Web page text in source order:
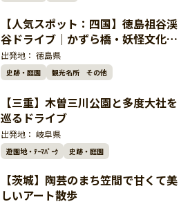
【人気スポット：四国】徳島祖谷渓
谷ドライブ｜かずら橋・妖怪文化を
巡る絶景ルート
出発地： 徳島県
史跡・庭園 観光名所 その他
【三重】木曽三川公園と多度大社を
巡るドライブ
出発地： 岐阜県
遊園地・ﾃｰﾏﾊﾟｰｸ 史跡・庭園
【茨城】陶芸のまち笠間で甘くて美
しいアート散歩